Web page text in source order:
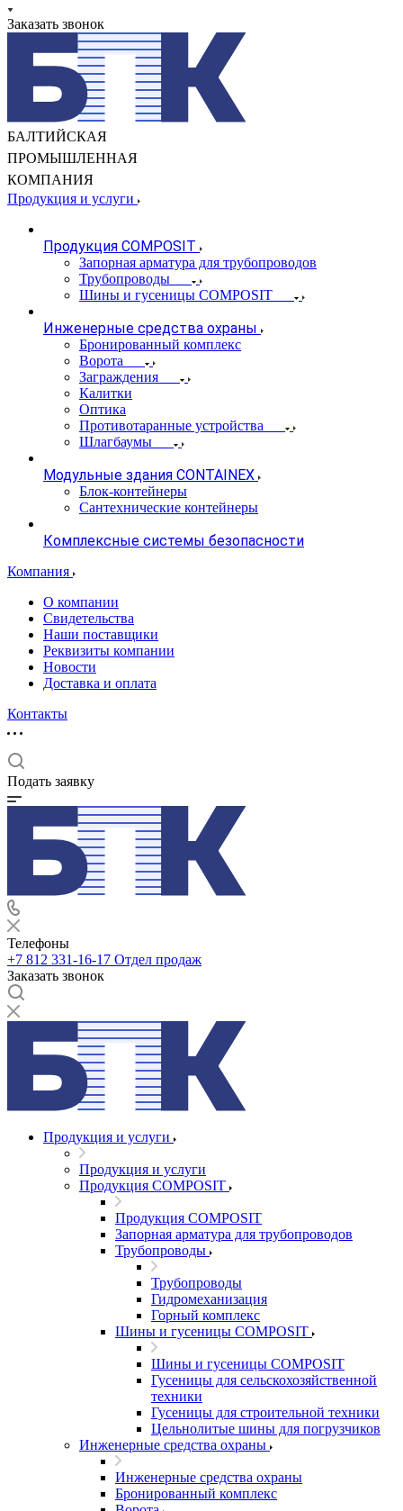
Заказать звонок
БАЛТИЙСКАЯ
ПРОМЫШЛЕННАЯ
КОМПАНИЯ
Продукция и услуги
Продукция COMPOSIT
Запорная арматура для трубопроводов
Трубопроводы
Шины и гусеницы COMPOSIT
Инженерные средства охраны
Бронированный комплекс
Ворота
Заграждения
Калитки
Оптика
Противотаранные устройства
Шлагбаумы
Модульные здания CONTAINEX
Блок-контейнеры
Сантехнические контейнеры
Комплексные системы безопасности
Компания
О компании
Свидетельства
Наши поставщики
Реквизиты компании
Новости
Доставка и оплата
Контакты
Подать заявку
Телефоны
+7 812 331-16-17 Отдел продаж
Заказать звонок
Продукция и услуги
Продукция и услуги
Продукция COMPOSIT
Продукция COMPOSIT
Запорная арматура для трубопроводов
Трубопроводы
Трубопроводы
Гидромеханизация
Горный комплекс
Шины и гусеницы COMPOSIT
Шины и гусеницы COMPOSIT
Гусеницы для сельскохозяйственной
техники
Гусеницы для строительной техники
Цельнолитые шины для погрузчиков
Инженерные средства охраны
Инженерные средства охраны
Бронированный комплекс